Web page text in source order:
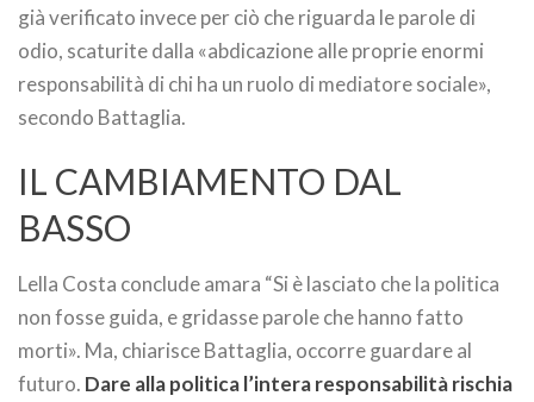
già verificato invece per ciò che riguarda le parole di
odio, scaturite dalla «abdicazione alle proprie enormi
responsabilità di chi ha un ruolo di mediatore sociale»,
secondo Battaglia.
IL CAMBIAMENTO DAL
BASSO
Lella Costa conclude amara “Si è lasciato che la politica
non fosse guida, e gridasse parole che hanno fatto
morti». Ma, chiarisce Battaglia, occorre guardare al
futuro. Dare alla politica l’intera responsabilità rischia